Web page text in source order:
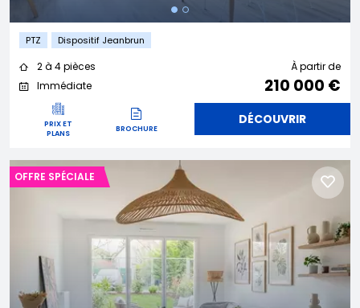
PTZ Dispositif Jeanbrun
2 à 4 pièces
Immédiate
À partir de
210 000 €
PRIX ET
PLANS
BROCHURE
DÉCOUVRIR
OFFRE SPÉCIALE